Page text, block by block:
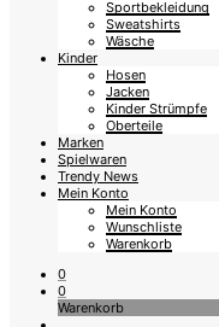
Sportbekleidung
Sweatshirts
Wäsche
Kinder
Hosen
Jacken
Kinder Strümpfe
Oberteile
Marken
Spielwaren
Trendy News
Mein Konto
Mein Konto
Wunschliste
Warenkorb
0
0
Warenkorb